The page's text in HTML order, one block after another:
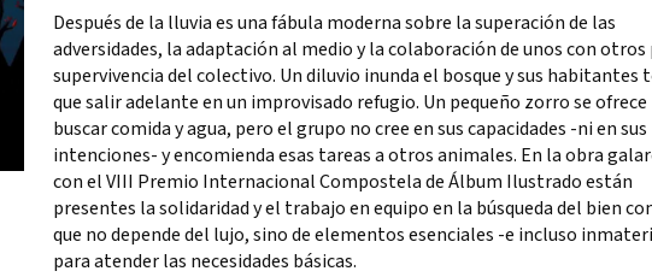
Después de la lluvia es una fábula moderna sobre la superación de las
adversidades, la adaptación al medio y la colaboración de unos con otros
supervivencia del colectivo. Un diluvio inunda el bosque y sus habitantes
que salir adelante en un improvisado refugio. Un pequeño zorro se ofrece
buscar comida y agua, pero el grupo no cree en sus capacidades -ni en sus
intenciones- y encomienda esas tareas a otros animales. En la obra
con el VIII Premio Internacional Compostela de Álbum Ilustrado están
presentes la solidaridad y el trabajo en equipo en la búsqueda del bien
que no depende del lujo, sino de elementos esenciales -e incluso
para atender las necesidades básicas.